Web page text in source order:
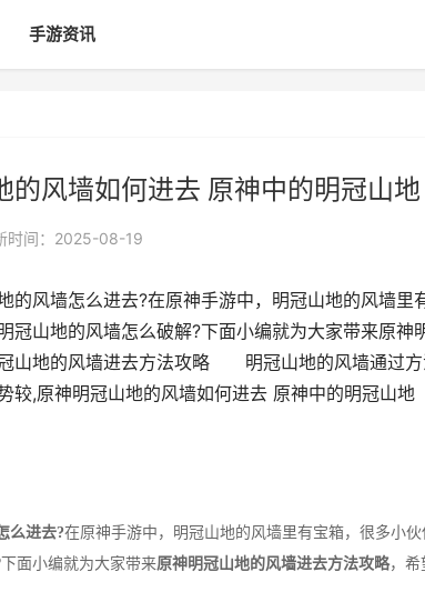
手游资讯
的风墙如何进去 原神中的明冠山地
时间：2025-08-19
的风墙怎么进去?在原神手游中，明冠山地的风墙
冠山地的风墙怎么破解?下面小编就为大家带来原神
山地的风墙进去方法攻略 明冠山地的风墙通过方
较,原神明冠山地的风墙如何进去 原神中的明冠山地
么进去?在原神手游中，明冠山地的风墙里有宝箱，很多小
面小编就为大家带来原神明冠山地的风墙进去方法攻略，希